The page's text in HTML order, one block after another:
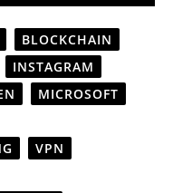
BLOCKCHAIN
INSTAGRAM
MICROSOFT
VPN